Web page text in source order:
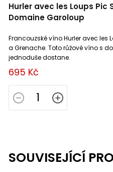
Hurler avec les Loups Pic
Domaine Garoloup
695 Kč
Francouzské víno Hurler avec les
a Grenache. Toto růžové víno s
jednoduše dostane.
SOUVISEJÍCÍ